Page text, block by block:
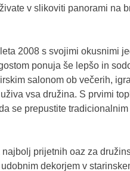
v slikoviti panorami na
2008 s svojimi okusnimi
ponuja še lepšo in
salonom ob večerih,
vsa družina. S prvimi
se prepustite
prijetnih oaz za
dekorjem v